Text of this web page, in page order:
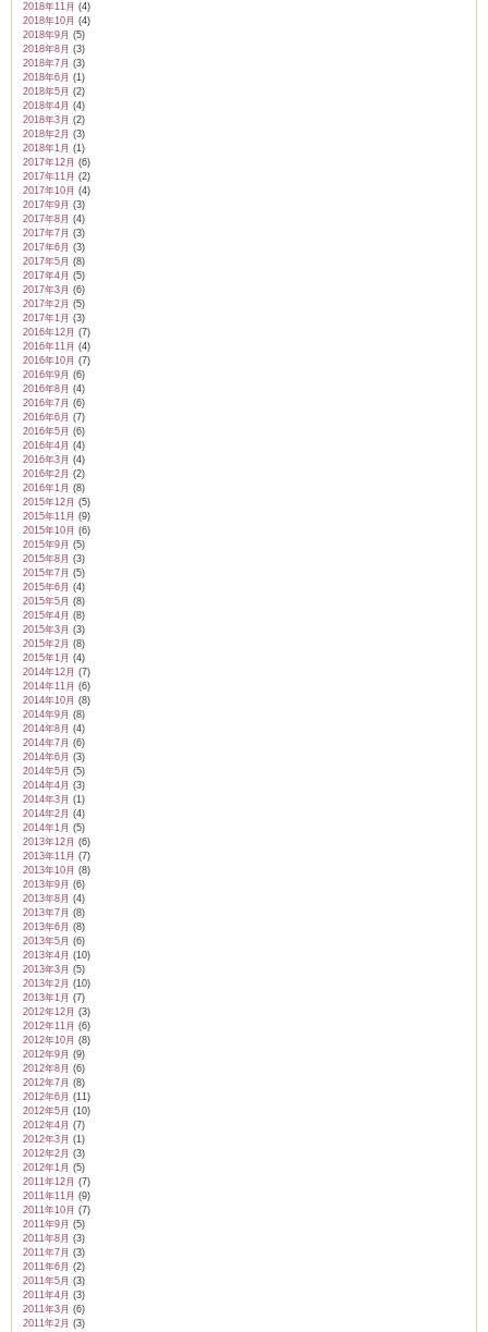
2018年11月 (4)
2018年10月 (4)
2018年9月 (5)
2018年8月 (3)
2018年7月 (3)
2018年6月 (1)
2018年5月 (2)
2018年4月 (4)
2018年3月 (2)
2018年2月 (3)
2018年1月 (1)
2017年12月 (6)
2017年11月 (2)
2017年10月 (4)
2017年9月 (3)
2017年8月 (4)
2017年7月 (3)
2017年6月 (3)
2017年5月 (8)
2017年4月 (5)
2017年3月 (6)
2017年2月 (5)
2017年1月 (3)
2016年12月 (7)
2016年11月 (4)
2016年10月 (7)
2016年9月 (6)
2016年8月 (4)
2016年7月 (6)
2016年6月 (7)
2016年5月 (6)
2016年4月 (4)
2016年3月 (4)
2016年2月 (2)
2016年1月 (8)
2015年12月 (5)
2015年11月 (9)
2015年10月 (6)
2015年9月 (5)
2015年8月 (3)
2015年7月 (5)
2015年6月 (4)
2015年5月 (8)
2015年4月 (8)
2015年3月 (3)
2015年2月 (8)
2015年1月 (4)
2014年12月 (7)
2014年11月 (6)
2014年10月 (8)
2014年9月 (8)
2014年8月 (4)
2014年7月 (6)
2014年6月 (3)
2014年5月 (5)
2014年4月 (3)
2014年3月 (1)
2014年2月 (4)
2014年1月 (5)
2013年12月 (6)
2013年11月 (7)
2013年10月 (8)
2013年9月 (6)
2013年8月 (4)
2013年7月 (8)
2013年6月 (8)
2013年5月 (6)
2013年4月 (10)
2013年3月 (5)
2013年2月 (10)
2013年1月 (7)
2012年12月 (3)
2012年11月 (6)
2012年10月 (8)
2012年9月 (9)
2012年8月 (6)
2012年7月 (8)
2012年6月 (11)
2012年5月 (10)
2012年4月 (7)
2012年3月 (1)
2012年2月 (3)
2012年1月 (5)
2011年12月 (7)
2011年11月 (9)
2011年10月 (7)
2011年9月 (5)
2011年8月 (3)
2011年7月 (3)
2011年6月 (2)
2011年5月 (3)
2011年4月 (3)
2011年3月 (6)
2011年2月 (3)